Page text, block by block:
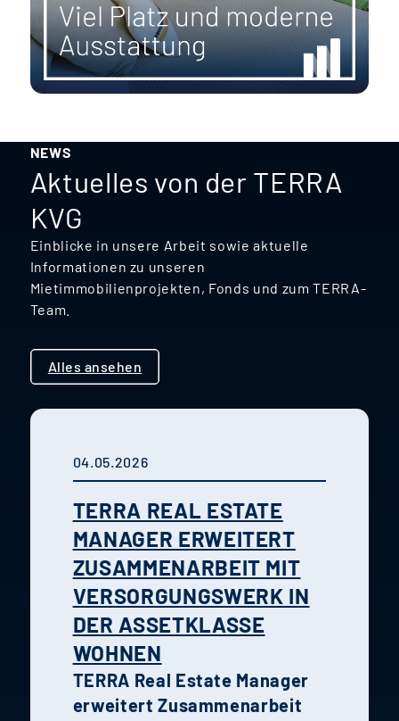
NEWS
Aktuelles von der TERRA
KVG
Einblicke in unsere Arbeit sowie aktuelle
Informationen zu unseren
Mietimmobilienprojekten, Fonds und zum TERRA-
Team.
Alles ansehen
04.05.2026
TERRA REAL ESTATE
MANAGER ERWEITERT
ZUSAMMENARBEIT MIT
VERSORGUNGSWERK IN
DER ASSETKLASSE
WOHNEN
TERRA Real Estate Manager
erweitert Zusammenarbeit